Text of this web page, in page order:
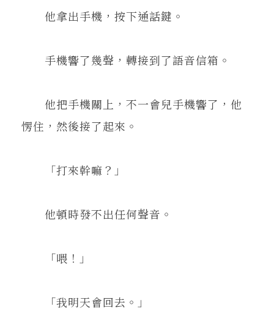
他拿出手機，按下通話鍵。
手機響了幾聲，轉接到了語音信箱。
他把手機關上，不一會兒手機響了，他
愣住，然後接了起來。
「打來幹嘛？」
他頓時發不出任何聲音。
「喂！」
「我明天會回去。」